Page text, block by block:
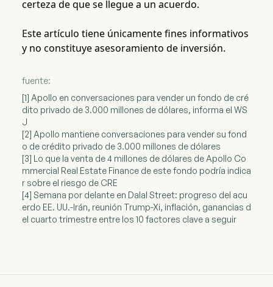
certeza de que se llegue a un acuerdo.
Este artículo tiene únicamente fines informativos
y no constituye asesoramiento de inversión.
fuente:
[1] Apollo en conversaciones para vender un fondo de cré
dito privado de 3.000 millones de dólares, informa el WS
J
[2] Apollo mantiene conversaciones para vender su fond
o de crédito privado de 3.000 millones de dólares
[3] Lo que la venta de 4 millones de dólares de Apollo Co
mmercial Real Estate Finance de este fondo podría indica
r sobre el riesgo de CRE
[4] Semana por delante en Dalal Street: progreso del acu
erdo EE. UU.-Irán, reunión Trump-Xi, inflación, ganancias d
el cuarto trimestre entre los 10 factores clave a seguir